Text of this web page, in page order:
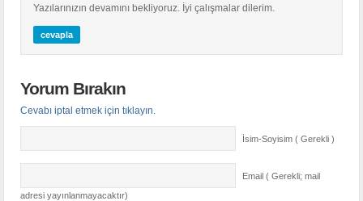
Yazılarınızın devamını bekliyoruz. İyi çalışmalar dilerim.
cevapla
Yorum Bırakın
Cevabı iptal etmek için tıklayın.
İsim-Soyisim ( Gerekli )
Email ( Gerekli; mail
adresi yayınlanmayacaktır)